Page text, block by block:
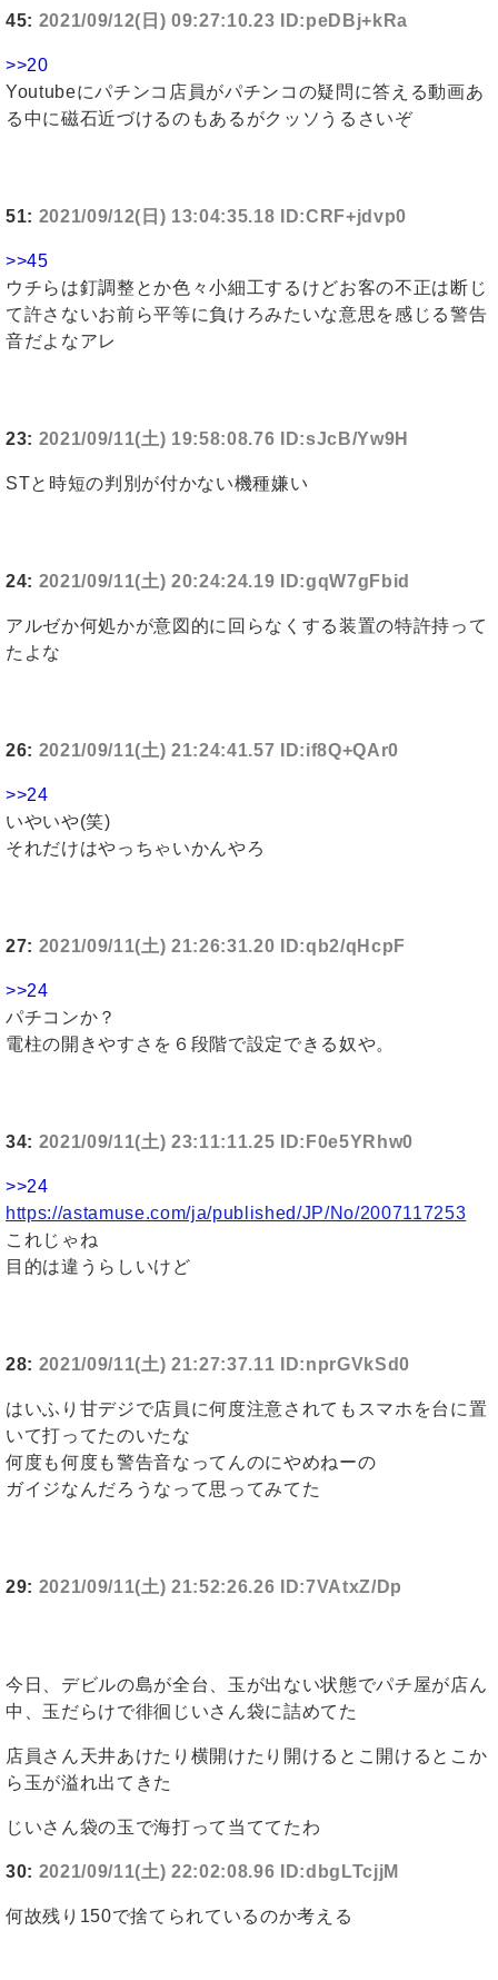
45: 2021/09/12(日) 09:27:10.23 ID:peDBj+kRa
>>20
Youtubeにパチンコ店員がパチンコの疑問に答える動画あ
る中に磁石近づけるのもあるがクッソうるさいぞ
51: 2021/09/12(日) 13:04:35.18 ID:CRF+jdvp0
>>45
ウチらは釘調整とか色々小細工するけどお客の不正は断じ
て許さないお前ら平等に負けろみたいな意思を感じる警告
音だよなアレ
23: 2021/09/11(土) 19:58:08.76 ID:sJcB/Yw9H
STと時短の判別が付かない機種嫌い
24: 2021/09/11(土) 20:24:24.19 ID:gqW7gFbid
アルゼか何処かが意図的に回らなくする装置の特許持って
たよな
26: 2021/09/11(土) 21:24:41.57 ID:if8Q+QAr0
>>24
いやいや(笑)
それだけはやっちゃいかんやろ
27: 2021/09/11(土) 21:26:31.20 ID:qb2/qHcpF
>>24
パチコンか？
電柱の開きやすさを６段階で設定できる奴や。
34: 2021/09/11(土) 23:11:11.25 ID:F0e5YRhw0
>>24
https://astamuse.com/ja/published/JP/No/2007117253
これじゃね
目的は違うらしいけど
28: 2021/09/11(土) 21:27:37.11 ID:nprGVkSd0
はいふり甘デジで店員に何度注意されてもスマホを台に置
いて打ってたのいたな
何度も何度も警告音なってんのにやめねーの
ガイジなんだろうなって思ってみてた
29: 2021/09/11(土) 21:52:26.26 ID:7VAtxZ/Dp
今日、デビルの島が全台、玉が出ない状態でパチ屋が店ん
中、玉だらけで徘徊じいさん袋に詰めてた
店員さん天井あけたり横開けたり開けるとこ開けるとこか
ら玉が溢れ出てきた
じいさん袋の玉で海打って当ててたわ
30: 2021/09/11(土) 22:02:08.96 ID:dbgLTcjjM
何故残り150で捨てられているのか考える